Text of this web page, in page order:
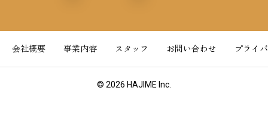
会社概要 事業内容 スタッフ お問い合わせ プライ
© 2026 HAJIME Inc.